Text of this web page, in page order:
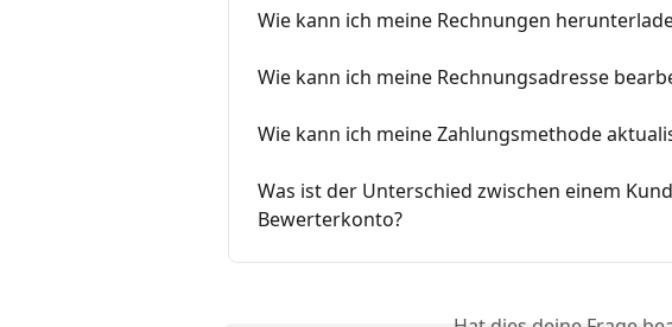
Wie kann ich meine Rechnungen
Wie kann ich meine Rechnungsadresse
Wie kann ich meine Zahlungsmethode
Was ist der Unterschied zwischen einem
Bewerterkonto?